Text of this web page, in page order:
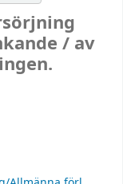
/ av